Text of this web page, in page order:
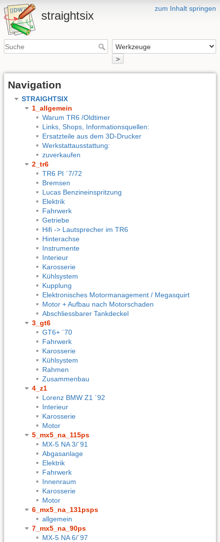
zum Inhalt springen
straightsix
>
Navigation
STRAIGHTSIX
1_allgemein
Warum TR6 /Oldtimer
Links, Shops, Informationsquellen:
Ersatzteile aus dem 3D-Drucker
Werkstattausstattung:
zuverkaufen
2_tr6
TR6 PI ´7/72
Bremsen
Lucas Benzineinspritzung
Elektrik
Fahrwerk
Getriebe
Hifi -> Lautsprecher im TR6
Hinterachse
Instrumente
Interieur
Karosserie
Kühlsystem
Kupplung
Elektronisches Motormanagement / Megasquirt
Motor + Aufbau nach Motorschaden
Abschliessbarer Tankdeckel
3_gt6
GT6+ ´70
Fahrwerk
Karosserie
Kühlsystem
Rahmen
Zusammenbau
4_z1
Lorenz BMW Z1 ´92
Interieur
Karosserie
Motor
5_mx5_na_115ps
MX-5 NA 3/´91
Abgasanlage
Elektrik
Fahrwerk
Innenraum
Karosserie
Motor
6_mx5_na_131psps
allgemein
7_mx5_na_90ps
MX-5 NA 6/´97